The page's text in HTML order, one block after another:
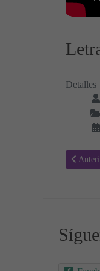
Detalles
Artículo